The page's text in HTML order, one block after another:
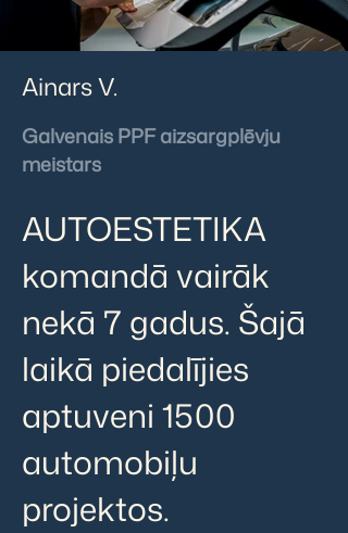
Ainars V.
Galvenais PPF aizsargplēvju
meistars
AUTOESTETIKA
komandā vairāk
nekā 7 gadus. Šajā
laikā piedalījies
aptuveni 1500
automobiļu
projektos.